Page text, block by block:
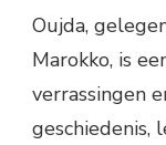
Oujda,
Marokko, is
verrassingen
geschiedenis,